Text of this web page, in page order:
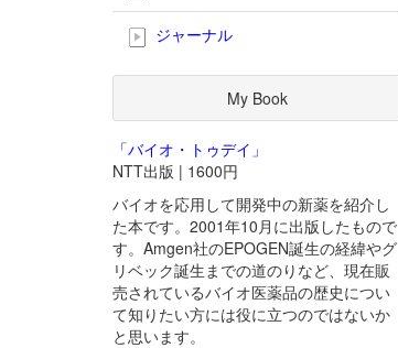
ジャーナル
My Book
「バイオ・トゥデイ」
NTT出版 | 1600円
バイオを応用して開発中の新薬を紹介し
た本です。2001年10月に出版したもので
す。Amgen社のEPOGEN誕生の経緯やグ
リベック誕生までの道のりなど、現在販
売されているバイオ医薬品の歴史につい
て知りたい方には役に立つのではないか
と思います。